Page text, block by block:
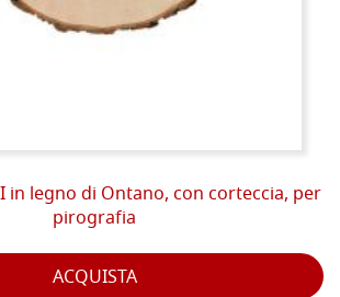
in legno di Ontano, con corteccia, per
pirografia
ACQUISTA